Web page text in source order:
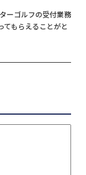
ーゴルフの受付業務
てもらえることがと